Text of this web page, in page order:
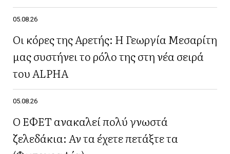
05.08.26
Οι κόρες της Αρετής: Η Γεωργία Μεσαρίτη
μας συστήνει το ρόλο της στη νέα σειρά
του ALPHA
05.08.26
Ο ΕΦΕΤ ανακαλεί πολύ γνωστά
ζελεδάκια: Αν τα έχετε πετάξτε τα